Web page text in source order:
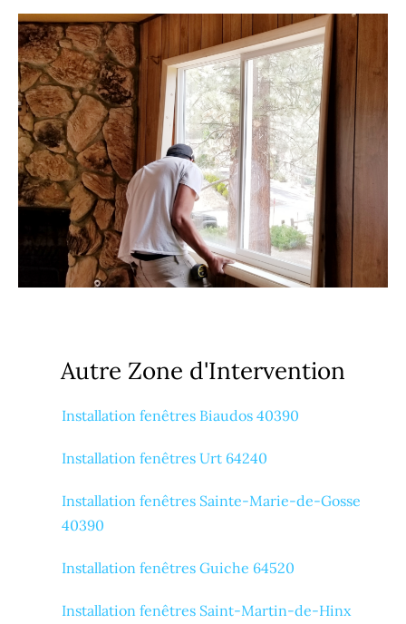
Autre Zone d'Intervention
Installation fenêtres Biaudos 40390
Installation fenêtres Urt 64240
Installation fenêtres Sainte-Marie-de-Gosse
40390
Installation fenêtres Guiche 64520
Installation fenêtres Saint-Martin-de-Hinx